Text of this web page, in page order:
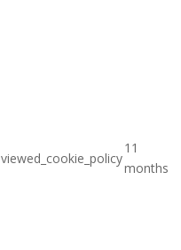
viewed_cookie_policy
11
months